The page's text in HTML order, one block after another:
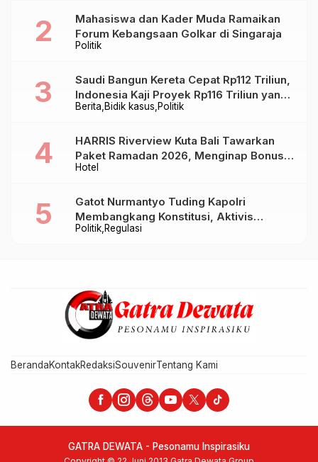
Politik
Mahasiswa dan Kader Muda Ramaikan
Forum Kebangsaan Golkar di Singaraja
Berita Bidik kasus Politik
Saudi Bangun Kereta Cepat Rp112 Triliun,
Indonesia Kaji Proyek Rp116 Triliun yang
Baru Sampai Bandung
Hotel
HARRIS Riverview Kuta Bali Tawarkan
Paket Ramadan 2026, Menginap Bonus
Takjil hingga Bukber Mulai Rp88.888
Politik Regulasi
Gatot Nurmantyo Tuding Kapolri
Membangkang Konstitusi, Aktivis
Tegaskan Polri Tak Punya Sejarah
BerandaKontakRedaksiSouvenirTentang Kami
GATRA DEWATA - Pesonamu Inspirasiku